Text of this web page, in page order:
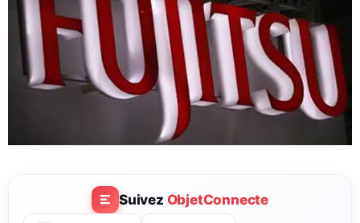
Suivez ObjetConnecte